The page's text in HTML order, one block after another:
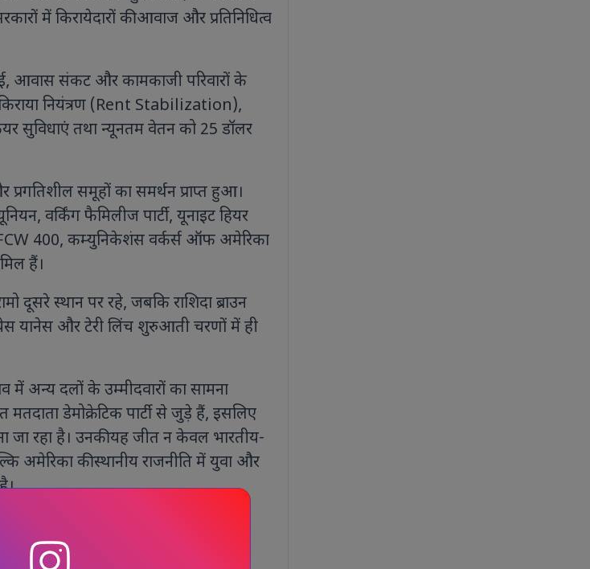
में किरायेदारों की आवाज और प्रतिनिधित्व
आवास संकट और कामकाजी परिवारों के
किराया नियंत्रण (Rent Stabilization),
सुविधाएं तथा न्यूनतम वेतन को 25 डॉलर
समूहों का समर्थन प्राप्त हुआ।
वर्किंग फैमिलीज पार्टी, यूनाइट हियर
400, कम्युनिकेशंस वर्कर्स ऑफ अमेरिका
हैं।
दूसरे स्थान पर रहे, जबकि राशिदा ब्राउन
यानेस और टेरी लिंच शुरुआती चरणों में ही
अन्य दलों के उम्मीदवारों का सामना
मतदाता डेमोक्रेटिक पार्टी से जुड़े हैं, इसलिए
जा रहा है। उनकी यह जीत न केवल भारतीय-
अमेरिका की स्थानीय राजनीति में युवा और